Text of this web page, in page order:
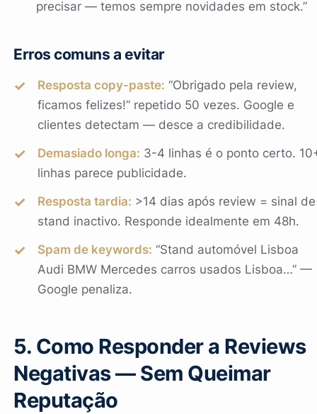
precisar — temos sempre novidades em stock.”
Erros comuns a evitar
Resposta copy-paste: “Obrigado pela review,
ficamos felizes!” repetido 50 vezes. Google e
clientes detectam — desce a credibilidade.
Demasiado longa: 3-4 linhas é o ponto certo.
linhas parece publicidade.
Resposta tardia: >14 dias após review = sinal de
stand inactivo. Responde idealmente em 48h.
Spam de keywords: “Stand automóvel Lisboa
Audi BMW Mercedes carros usados Lisboa…” —
Google penaliza.
5. Como Responder a Reviews
Negativas — Sem Queimar
Reputação